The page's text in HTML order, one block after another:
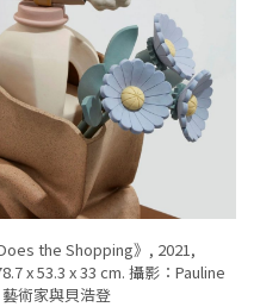
the Shopping》, 2021,
x 53.3 x 33 cm. 攝影：Pauline
術家與貝浩登